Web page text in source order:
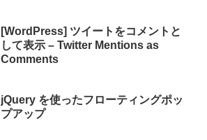
[WordPress] ツイートをコメントと
して表示 – Twitter Mentions as
Comments
jQuery を使ったフローティングポッ
プアップ